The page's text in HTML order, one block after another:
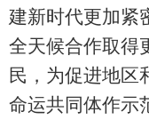
建新时代更加紧
全天候合作取得
民，为促进地区
命运共同体作示